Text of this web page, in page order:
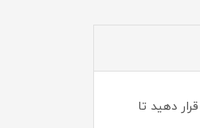
پروژکتور قرار دهید تا